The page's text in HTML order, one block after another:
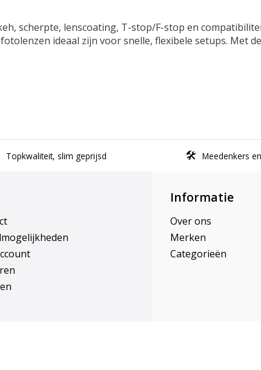
scherpte, lenscoating, T-stop/F-stop en
ideaal zijn voor snelle, flexibele setups. Met
Topkwaliteit, slim geprijsd Meedenkers
Informatie
Over ons
Merken
Categorieën